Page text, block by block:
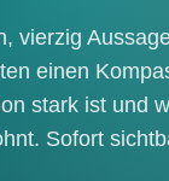
vierzig
einen
stark ist und
Sofort